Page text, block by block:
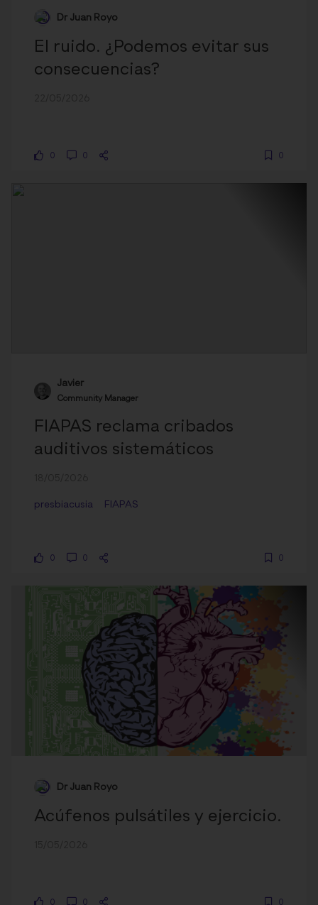
Dr Juan Royo
El ruido. ¿Podemos evitar sus
consecuencias?
0 0 0
Javier
Community Manager
FIAPAS reclama cribados
auditivos sistemáticos
presbiacusia FIAPAS
0 0 0
Dr Juan Royo
Acúfenos pulsátiles y ejercicio.
0 0 0